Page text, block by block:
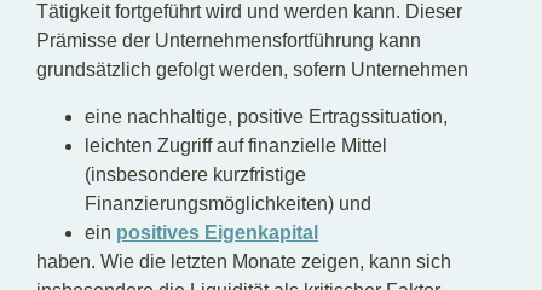
Tätigkeit fortgeführt wird und werden kann. Dieser
Prämisse der Unternehmensfortführung kann
grundsätzlich gefolgt werden, sofern Unternehmen
eine nachhaltige, positive Ertragssituation,
leichten Zugriff auf finanzielle Mittel
(insbesondere kurzfristige
Finanzierungsmöglichkeiten) und
ein positives Eigenkapital
haben. Wie die letzten Monate zeigen, kann sich